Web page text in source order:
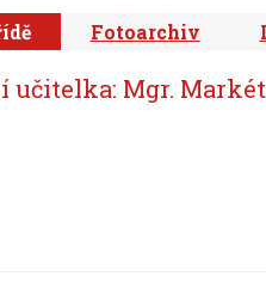
Fotoarchiv
učitelka: Mgr.